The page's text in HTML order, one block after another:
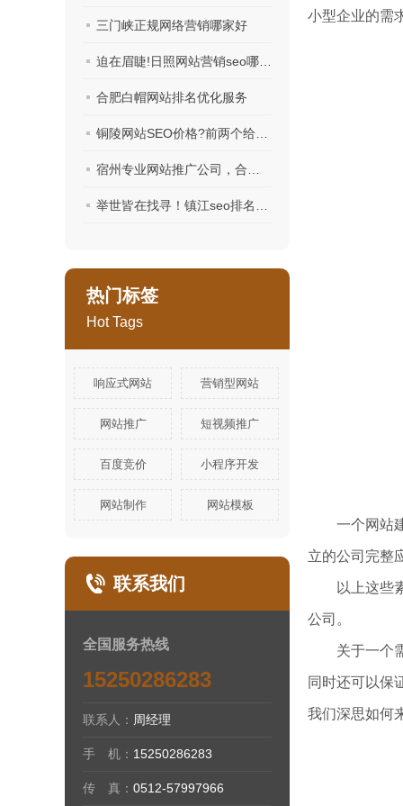
三门峡正规网络营销哪家好
合肥白帽网站排名优化服务
热门标签
Hot Tags
响应式网站 营销型网站
网站推广 短视频推广
百度竞价 小程序开发
网站制作 网站模板
联系我们
全国服务热线
15250286283
联系人： 周经理
手 机： 15250286283
传 真： 0512-57997966
小型企业的需
一个网站建
立的公司完整
以上这些素
公司。
关于一个需
同时还可以保
我们深思如何